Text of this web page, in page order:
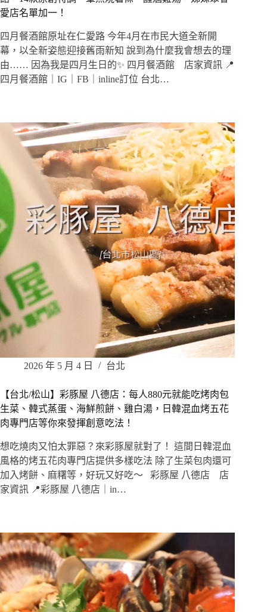
愛店名單加一！
四月餐酒館原址在仁愛路 今年4月在市民大道全新開
幕，以全新姿態迎接舊雨新知 說到為什麼我會想去的理
由…… 因為我是四月生日的✨ 四月餐酒館 店家資訊 📍
四月餐酒館｜IG｜FB｜inline訂位 台北…
2026 年 5 月 4 日 台北
【台北/松山】彩豚屋 八德店：每人880元就能吃烤肉包
生菜、韓式蒸蛋、海鮮煎餅、雞白湯，日韓混血烤五花
肉專門店等你來發揮創意吃法！
想吃燒肉又怕太罪惡？來彩豚屋就對了！ 這間日韓混血
風格的烤五花肉專門店提供多樣吃法 除了生菜包肉還可
加入烤餅、麻糬等，好玩又好吃～ 彩豚屋 八德店 店
家資訊 📍彩豚屋 八德店｜in…